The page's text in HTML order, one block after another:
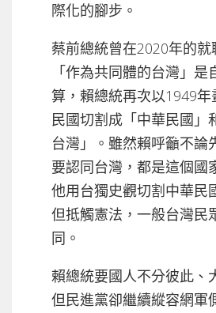
際化的腳步。
蔡前總統曾在2020年的
「作為共同體的台灣」是
算，賴總統再次以1949年
民國切割成「中華民國」
台灣」。雖然賴呼籲不論
要認同台灣，都是這個國
他用台獨史觀切割中華民
但抵觸憲法，一般台灣民
同。
賴總統要國人不分彼此、
但民進黨卻繼續縱容網軍